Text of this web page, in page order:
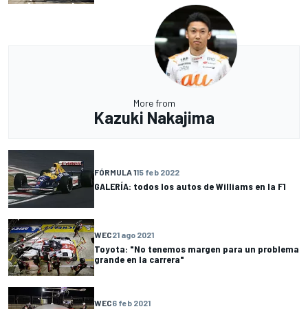
More from
Kazuki Nakajima
FÓRMULA 115 feb 2022
GALERÍA: todos los autos de Williams en la F1
WEC21 ago 2021
Toyota: "No tenemos margen para un problema
grande en la carrera"
WEC6 feb 2021